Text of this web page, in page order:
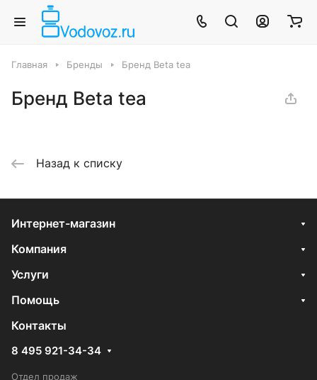
Главная Бренды Бренд Beta tea
Бренд Beta tea
Назад к списку
Интернет-магазин
Компания
Услуги
Помощь
Контакты
8 495 921-34-34
Отдел продаж